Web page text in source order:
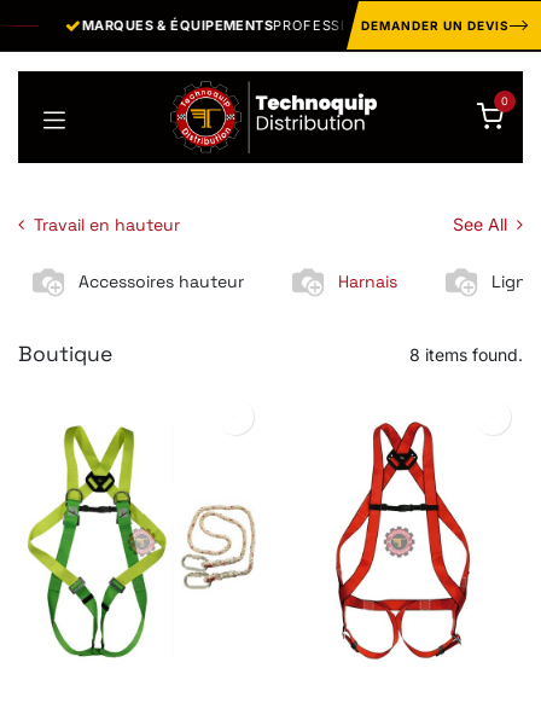
MARQUES & ÉQUIPEMENTSPROFESSIONNELS EPI ·
DEMANDER UN DEVIS
0
Travail en hauteur See All
Accessoires hauteur Harnais
Boutique 8 items found.